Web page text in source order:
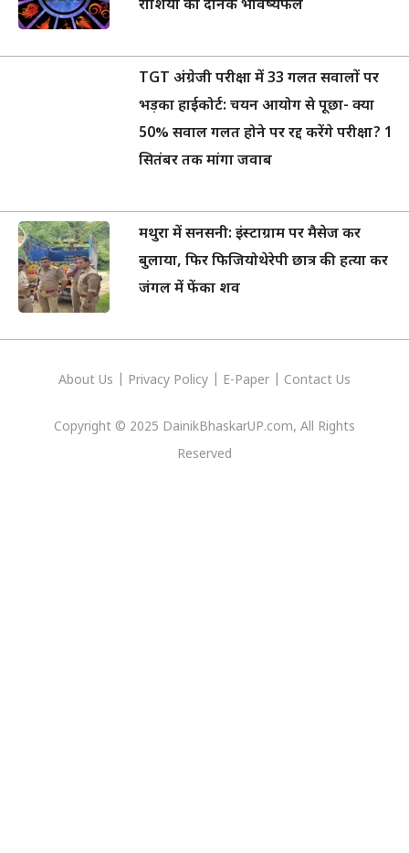
राशियों का दैनिक भविष्यफल
TGT अंग्रेजी परीक्षा में 33 गलत सवालों पर
भड़का हाईकोर्ट: चयन आयोग से पूछा- क्या
50% सवाल गलत होने पर रद्द करेंगे परीक्षा? 1
सितंबर तक मांगा जवाब
मथुरा में सनसनी: इंस्टाग्राम पर मैसेज कर
बुलाया, फिर फिजियोथेरेपी छात्र की हत्या कर
जंगल में फेंका शव
About Us Privacy Policy E-Paper Contact Us
Copyright © 2025 DainikBhaskarUP.com, All Rights
Reserved